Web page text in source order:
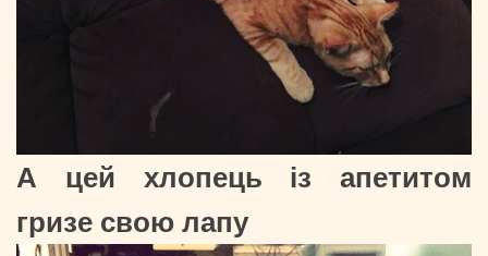
А цей хлопець із апетитом
гризе свою лапу